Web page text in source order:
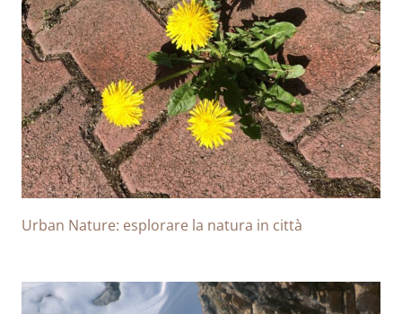
Urban Nature: esplorare la natura in città